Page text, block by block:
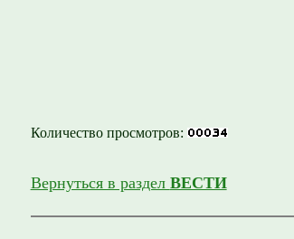
Количество просмотров:
Вернуться в раздел ВЕСТИ